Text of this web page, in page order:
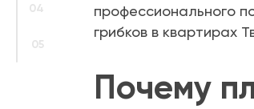
04
05
профессионального
грибков в квартирах
Почему